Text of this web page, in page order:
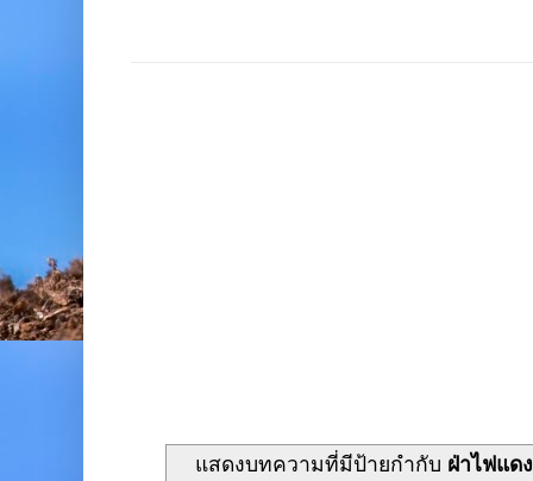
แสดงบทความที่มีป้ายกำกับ ฝ่าไฟแดง